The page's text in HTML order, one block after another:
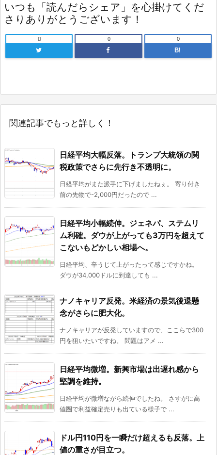
いつも「読んだらシェア」を心掛けてくだ
さりありがとうございます！
 0
B!
0
関連記事でもっと詳しく！
日経平均大幅反落。トランプ大統領の関
税政策でさらに先行き不透明に。
日経平均がまた派手に下げましたねぇ。 寄り付き
前の先物で-2,000円だったので ...
日経平均小幅続伸。ジェネパ、ステムリ
ム利確。ダウが上がっても3万円を超えて
こないもどかしい相場へ。
日経平均、辛うじて上がったって感じですかね。
ダウが34,000ドルに到達しても ...
ナノキャリア反発。米経済の景気後退懸
念がさらに肥大化。
ナノキャリアが反発していますので、ここらで300
円を狙いたいですね。 問題はアメ ...
日経平均微増。新興市場は出遅れ感から
堅調を維持。
日経平均が微増ながら続伸でしたね。 さすがに高
値圏で利益確定売りも出ている様子で ...
ドル円110円を一瞬だけ超えるも反落。上
値の重さが目立つ。